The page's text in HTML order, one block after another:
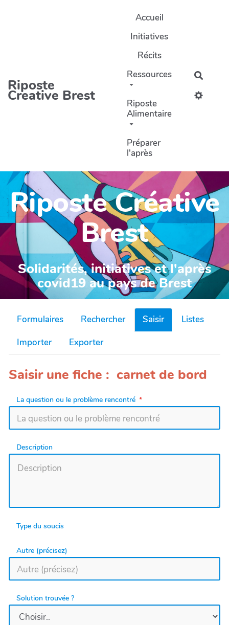
Riposte
Creative Brest
Accueil
Initiatives
Récits
Ressources
Riposte
Alimentaire
Préparer
l'après
Riposte Créative
Brest
Solidarités, initiatives et l'après
covid19 au pays de Brest
Formulaires Rechercher Saisir
Listes
Importer
Exporter
Saisir une fiche : carnet de bord
La question ou le problème rencontré
Description
Type du soucis
Autre (précisez)
Solution trouvée ?